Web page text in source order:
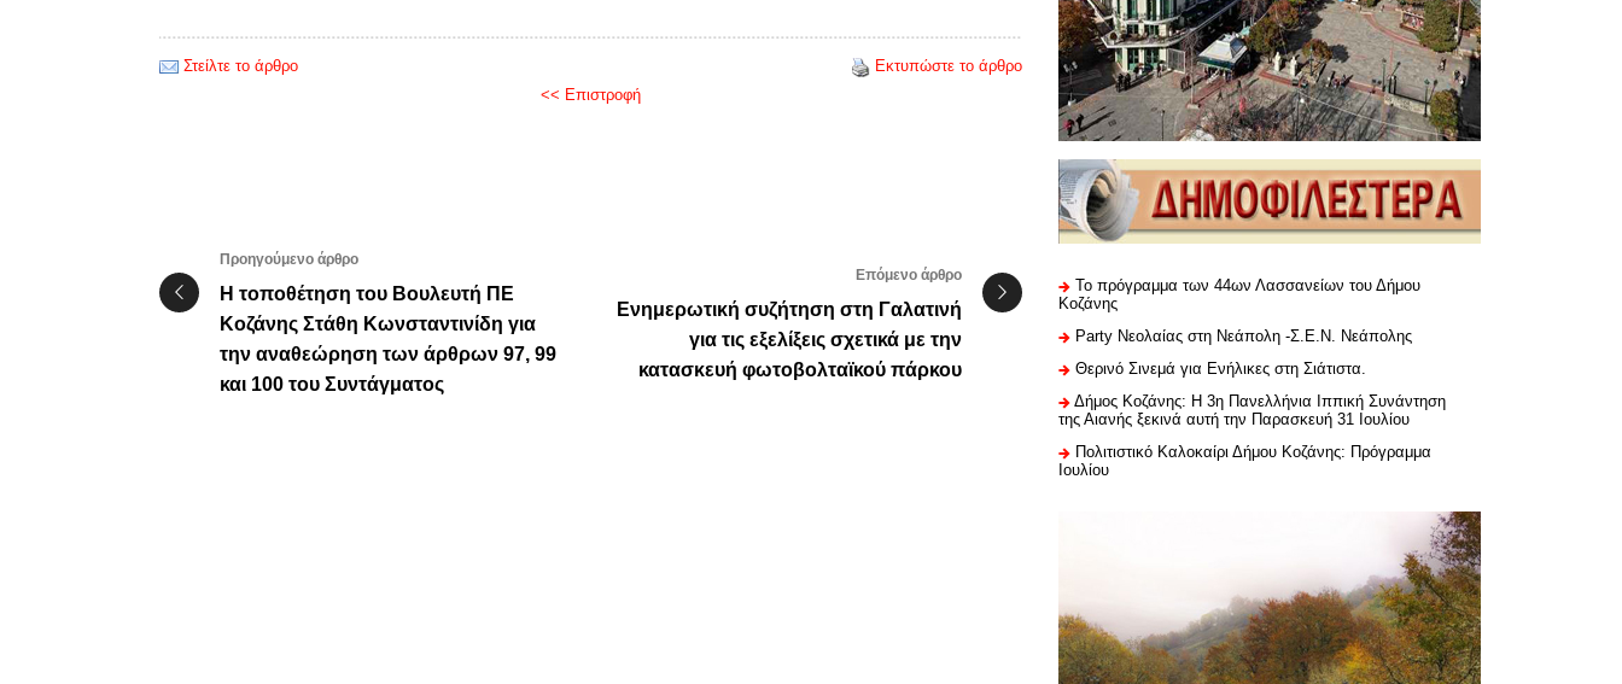
Στείλτε το άρθρο
Εκτυπώστε το άρθρο
<< Επιστροφή
Προηγούμενο άρθρο
Η τοποθέτηση του Βουλευτή ΠΕ
Κοζάνης Στάθη Κωνσταντινίδη για
την αναθεώρηση των άρθρων 97, 99
και 100 του Συντάγματος
Επόμενο άρθρο
Ενημερωτική συζήτηση στη Γαλατινή
για τις εξελίξεις σχετικά με την
κατασκευή φωτοβολταϊκού πάρκου
Το πρόγραμμα των 44ων Λασσανείων του Δήμου
Κοζάνης
Party Νεολαίας στη Νεάπολη -Σ.Ε.Ν. Νεάπολης
Θερινό Σινεμά για Ενήλικες στη Σιάτιστα.
Δήμος Κοζάνης: Η 3η Πανελλήνια Ιππική Συνάντηση
της Αιανής ξεκινά αυτή την Παρασκευή 31 Ιουλίου
Πολιτιστικό Καλοκαίρι Δήμου Κοζάνης: Πρόγραμμα
Ιουλίου